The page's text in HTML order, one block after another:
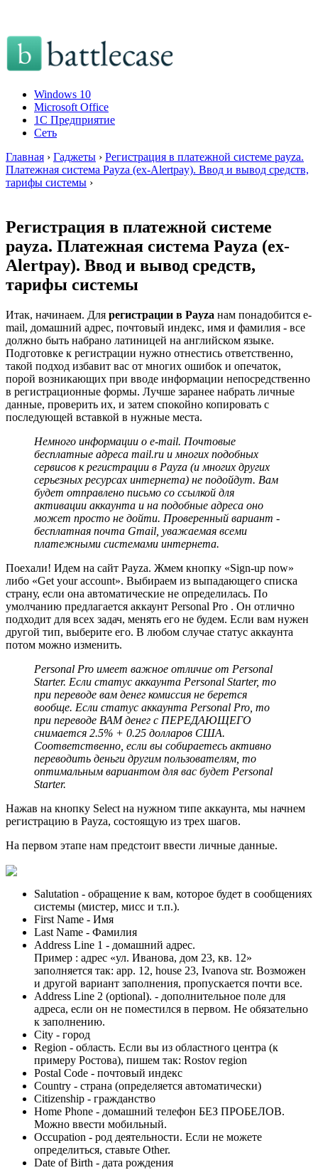
Windows 10
Microsoft Office
1C Предприятие
Сеть
Главная › Гаджеты › Регистрация в платежной системе payza.
Платежная система Payza (ex-Alertpay). Ввод и вывод средств,
тарифы системы ›
Регистрация в платежной системе
payza. Платежная система Payza (ex-
Alertpay). Ввод и вывод средств,
тарифы системы
Итак, начинаем. Для регистрации в Payza нам понадобится e-
mail, домашний адрес, почтовый индекс, имя и фамилия - все
должно быть набрано латиницей на английском языке.
Подготовке к регистрации нужно отнестись ответственно,
такой подход избавит вас от многих ошибок и опечаток,
порой возникающих при вводе информации непосредственно
в регистрационные формы. Лучше заранее набрать личные
данные, проверить их, и затем спокойно копировать с
последующей вставкой в нужные места.
Немного информации о e-mail. Почтовые
бесплатные адреса mail.ru и многих подобных
сервисов к регистрации в Payza (и многих других
серьезных ресурсах интернета) не подойдут. Вам
будет отправлено письмо со ссылкой для
активации аккаунта и на подобные адреса оно
может просто не дойти. Проверенный вариант -
бесплатная почта Gmail, уважаемая всеми
платежными системами интернета.
Поехали! Идем на сайт Payza. Жмем кнопку «Sign-up now»
либо «Get your account». Выбираем из выпадающего списка
страну, если она автоматические не определилась. По
умолчанию предлагается аккаунт Personal Pro . Он отлично
подходит для всех задач, менять его не будем. Если вам нужен
другой тип, выберите его. В любом случае статус аккаунта
потом можно изменить.
Personal Pro имеет важное отличие от Personal
Starter. Если статус аккаунта Personal Starter, то
при переводе вам денег комиссия не берется
вообще. Если статус аккаунта Personal Pro, то
при переводе ВАМ денег с ПЕРЕДАЮЩЕГО
снимается 2.5% + 0.25 долларов США.
Соответственно, если вы собираетесь активно
переводить деньги другим пользователям, то
оптимальным вариантом для вас будет Personal
Starter.
Нажав на кнопку Select на нужном типе аккаунта, мы начнем
регистрацию в Payza, состоящую из трех шагов.
На первом этапе нам предстоит ввести личные данные.
Salutation - обращение к вам, которое будет в сообщениях
системы (мистер, мисс и т.п.).
First Name - Имя
Last Name - Фамилия
Address Line 1 - домашний адрес.
Пример : адрес «ул. Иванова, дом 23, кв. 12»
заполняется так: app. 12, house 23, Ivanova str. Возможен
и другой вариант заполнения, пропускается почти все.
Address Line 2 (optional). - дополнительное поле для
адреса, если он не поместился в первом. Не обязательно
к заполнению.
City - город
Region - область. Если вы из областного центра (к
примеру Ростова), пишем так: Rostov region
Postal Code - почтовый индекс
Country - страна (определяется автоматически)
Citizenship - гражданство
Home Phone - домашний телефон БЕЗ ПРОБЕЛОВ.
Можно ввести мобильный.
Occupation - род деятельности. Если не можете
определиться, ставьте Other.
Date of Birth - дата рождения